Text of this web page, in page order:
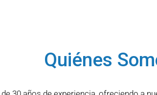
Quiénes